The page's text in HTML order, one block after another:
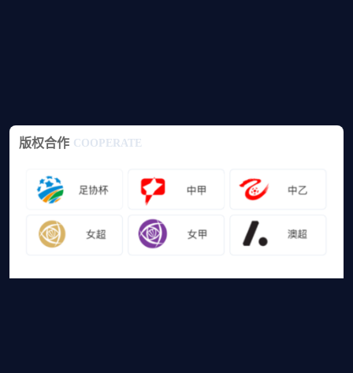
版权合作 COOPERATE